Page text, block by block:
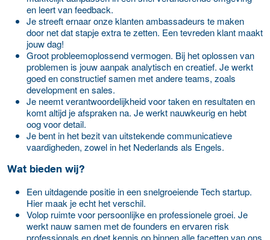
en leert van feedback.
Je streeft ernaar onze klanten ambassadeurs te maken
door net dat stapje extra te zetten. Een tevreden klant maakt
jouw dag!
Groot probleemoplossend vermogen. Bij het oplossen van
problemen is jouw aanpak analytisch en creatief. Je werkt
goed en constructief samen met andere teams, zoals
development en sales.
Je neemt verantwoordelijkheid voor taken en resultaten en
komt altijd je afspraken na. Je werkt nauwkeurig en hebt
oog voor detail.
Je bent in het bezit van uitstekende communicatieve
vaardigheden, zowel in het Nederlands als Engels.
Wat bieden wij?
Een uitdagende positie in een snelgroeiende Tech startup.
Hier maak je echt het verschil.
Volop ruimte voor persoonlijke en professionele groei. Je
werkt nauw samen met de founders en ervaren risk
professionals en doet kennis op binnen alle facetten van ons